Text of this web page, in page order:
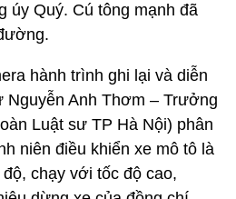
úy Quý. Cú tông mạnh đã
hành trình ghi lại và diễn
Nguyễn Anh Thơm – Trưởng
Luật sư TP Hà Nội) phân
niên điều khiển xe mô tô là
chạy với tốc độ cao,